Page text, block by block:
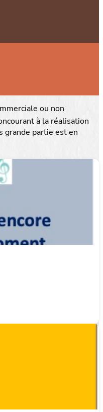
ou non
à la réalisation
grande partie est en